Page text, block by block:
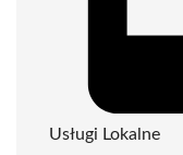
Usługi Lokalne